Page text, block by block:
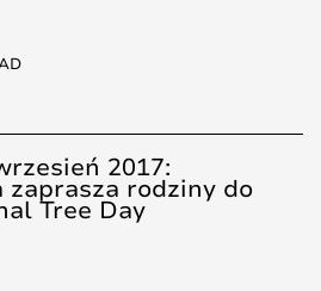
2017:
zaprasza rodziny do
Tree Day